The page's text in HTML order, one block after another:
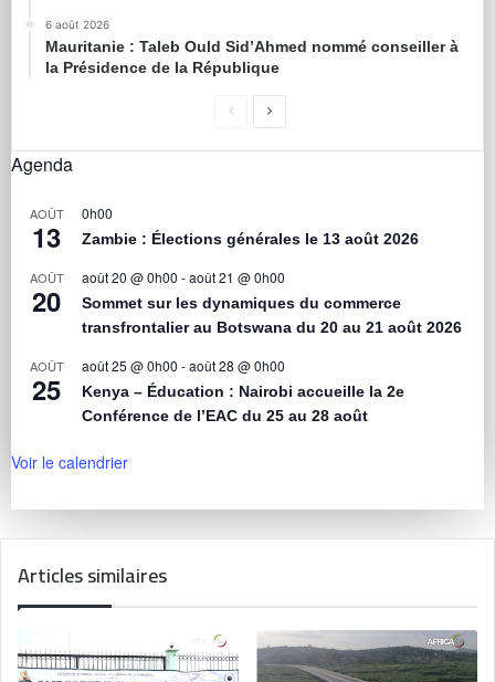
6 août 2026
Mauritanie : Taleb Ould Sid’Ahmed nommé conseiller à
la Présidence de la République
Agenda
AOÛT
13
0h00
Zambie : Élections générales le 13 août 2026
AOÛT
20
août 20 @ 0h00 -août 21 @ 0h00
Sommet sur les dynamiques du commerce
transfrontalier au Botswana du 20 au 21 août 2026
AOÛT
25
août 25 @ 0h00 -août 28 @ 0h00
Kenya – Éducation : Nairobi accueille la 2e
Conférence de l’EAC du 25 au 28 août
Voir le calendrier
Articles similaires